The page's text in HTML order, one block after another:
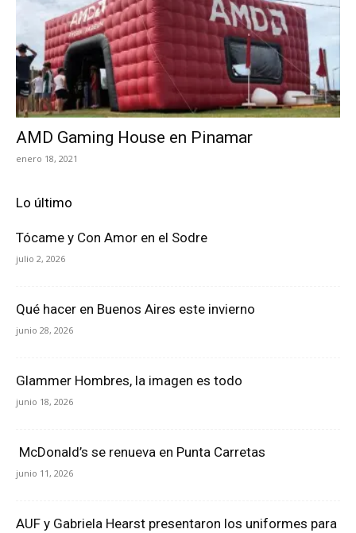
AMD Gaming House en Pinamar
enero 18, 2021
Lo último
Tócame y Con Amor en el Sodre
julio 2, 2026
Qué hacer en Buenos Aires este invierno
junio 28, 2026
Glammer Hombres, la imagen es todo
junio 18, 2026
McDonald’s se renueva en Punta Carretas
junio 11, 2026
AUF y Gabriela Hearst presentaron los uniformes para